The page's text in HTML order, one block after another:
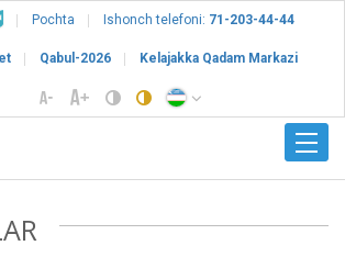
Pochta Ishonch telefoni: 71-203-44-44
Qabul-2026 Kelajakka Qadam Markazi